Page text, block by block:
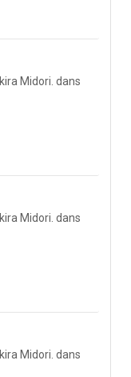
Midori. dans
Midori. dans
Midori. dans